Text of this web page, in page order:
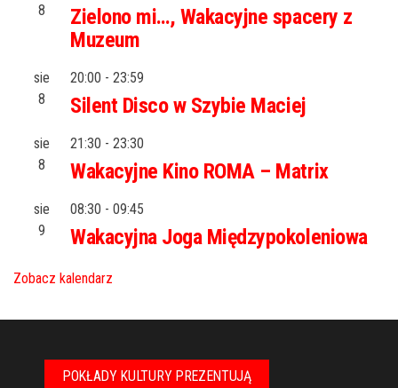
8
Zielono mi…, Wakacyjne spacery z
Muzeum
sie
8
20:00 - 23:59
Silent Disco w Szybie Maciej
sie
8
21:30 - 23:30
Wakacyjne Kino ROMA – Matrix
sie
9
08:30 - 09:45
Wakacyjna Joga Międzypokoleniowa
Zobacz kalendarz
POKŁADY KULTURY PREZENTUJĄ